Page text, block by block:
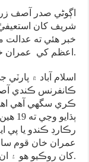
اڳوڻي صدر آصف
شريف کان
خبر هئي ته عدالت
اعظم کي عمران خان ئي بچايو آهي.
اسلام آباد ۾
ڪانفرنس ڪندي
ڪري سگهي آهي
رڪارڊ ڪندو يا پي
عمران خان قوم
کان روڪيو هو ۽ ان ئي وزير اعظم کي بچايو آهي.